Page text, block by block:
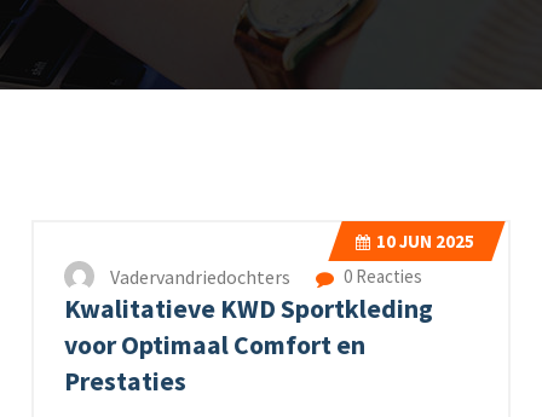
10JUN 2025
Vadervandriedochters 0 Reacties
Kwalitatieve KWD Sportkleding
voor Optimaal Comfort en
Prestaties